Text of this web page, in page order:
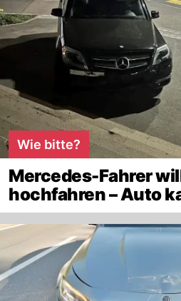
Wie bitte?
Mercedes-Fahrer
hochfahren – Auto